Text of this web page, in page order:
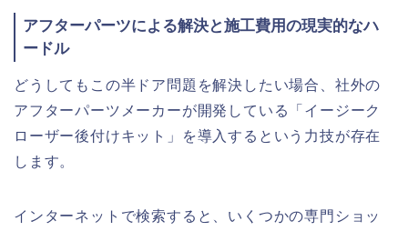
アフターパーツによる解決と施工費用の現実的なハ
ードル
どうしてもこの半ドア問題を解決したい場合、社外の
アフターパーツメーカーが開発している「イージーク
ローザー後付けキット」を導入するという力技が存在
します。
インターネットで検索すると、いくつかの専門ショッ